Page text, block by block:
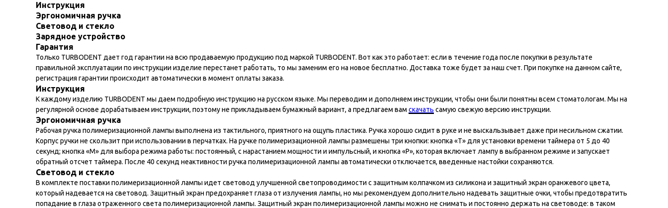
Инструкция
Эргономичная ручка
Световод и стекло
Зарядное устройство
Гарантия
Только TURBODENT дает год гарантии на всю продаваемую продукцию под маркой TURBODENT. Вот как это работает: если в течение года после покупки в результате
правильной эксплуатации по инструкции изделие перестанет работать, то мы заменим его на новое бесплатно. Доставка тоже будет за наш счет. При покупке на данном сайте,
регистрация гарантии происходит автоматически в момент оплаты заказа.
Инструкция
К каждому изделию TURBODENT мы даем подробную инструкцию на русском языке. Мы переводим и дополняем инструкции, чтобы они были понятны всем стоматологам. Мы на
регулярной основе дорабатываем инструкции, поэтому не прикладываем бумажный вариант, а предлагаем вам скачать самую свежую версию инструкции.
Эргономичная ручка
Рабочая ручка полимеризационной лампы выполнена из тактильного, приятного на ощупь пластика. Ручка хорошо сидит в руке и не выскальзывает даже при несильном сжатии.
Корпус ручки не скользит при использовании в перчатках. На ручке полимеризационной лампы размешены три кнопки: кнопка «Т» для установки времени таймера от 5 до 40
секунд; кнопка «М» для выбора режима работы: постоянный, с нарастанием мощности и импульсный, и кнопка «Р», которая включает лампу в выбранном режиме и запускает
обратный отсчет таймера. После 40 секунд неактивности ручка полимеризационной лампы автоматически отключается, введенные настойки сохраняются.
Световод и стекло
В комплекте поставки полимеризационной лампы идет световод улучшенной светопроводимости с защитным колпачком из силикона и защитный экран оранжевого цвета,
который надевается на световод. Защитный экран предохраняет глаза от излучения лампы, но мы рекомендуем дополнительно надевать защитные очки, чтобы предотвратить
попадание в глаза отраженного света полимеризационной лампы. Защитный экран полимеризационной лампы можно не снимать и постоянно держать на световоде: в таком